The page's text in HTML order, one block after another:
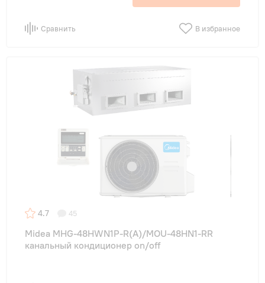
Сравнить В избранное
4.7 45
Midea MHG-48HWN1P-R(A)/MOU-48HN1-RR
канальный кондиционер on/off